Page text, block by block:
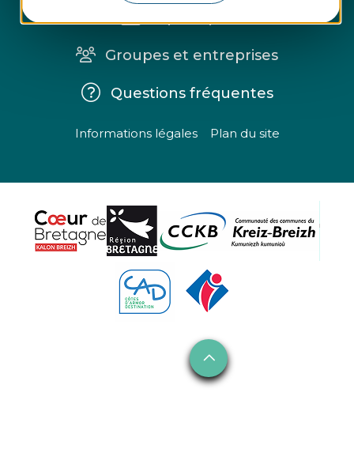
Groupes et entreprises
Questions fréquentes
Informations légales Plan du site